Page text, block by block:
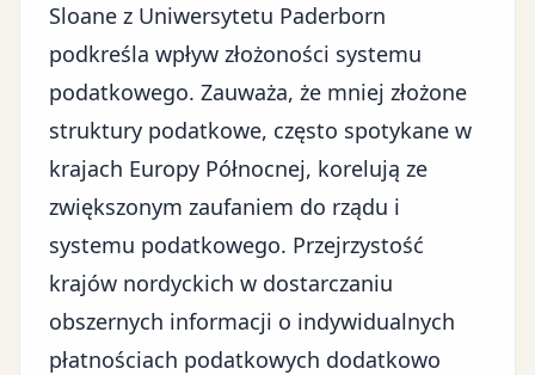
Sloane z Uniwersytetu Paderborn
podkreśla wpływ złożoności systemu
podatkowego. Zauważa, że mniej złożone
struktury podatkowe, często spotykane w
krajach Europy Północnej, korelują ze
zwiększonym zaufaniem do rządu i
systemu podatkowego. Przejrzystość
krajów nordyckich w dostarczaniu
obszernych informacji o indywidualnych
płatnościach podatkowych dodatkowo